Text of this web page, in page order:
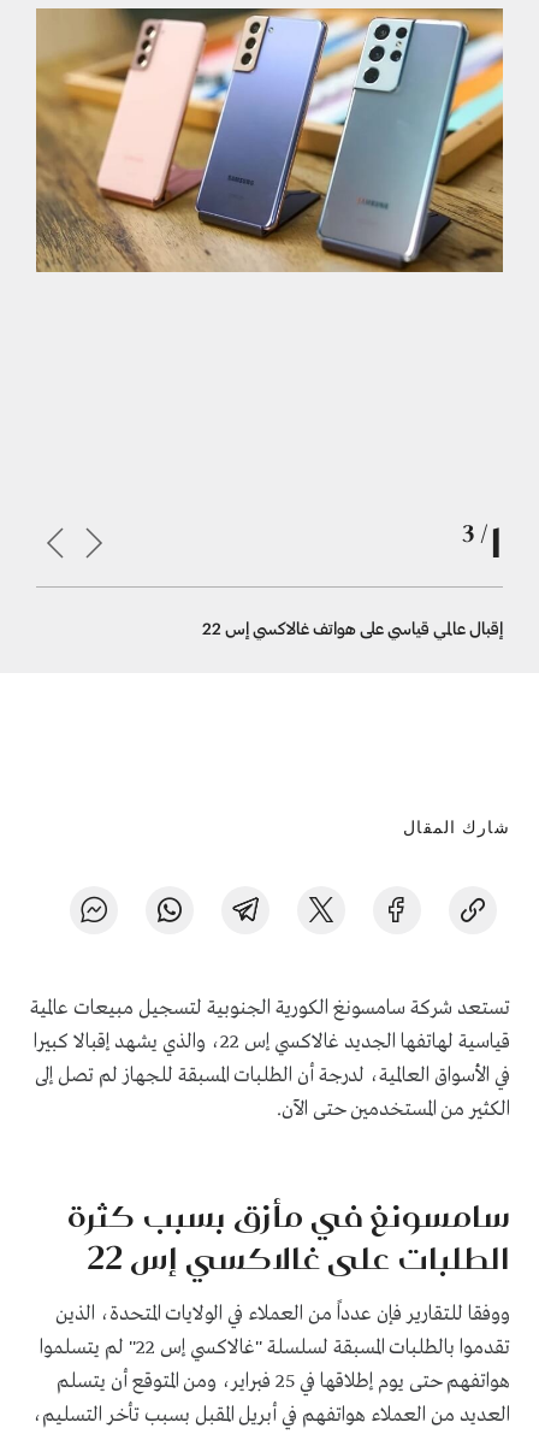
إقبال عالمي قياسي على هواتف غالاكسي إس 22
شارك المقال
تستعد شركة سامسونغ الكورية الجنوبية لتسجيل مبيعات عالمية
قياسية لهاتفها الجديد غالاكسي إس 22، والذي يشهد إقبالا كبيرا
في الأسواق العالمية، لدرجة أن الطلبات المسبقة للجهاز لم تصل إلى
الكثير من المستخدمين حتى الآن.
سامسونغ في مأزق بسبب كثرة
الطلبات على غالاكسي إس 22
ووفقا للتقارير فإن عدداً من العملاء في الولايات المتحدة، الذين
تقدموا بالطلبات المسبقة لسلسلة "غالاكسي إس 22" لم يتسلموا
هواتفهم حتى يوم إطلاقها في 25 فبراير، ومن المتوقع أن يتسلم
العديد من العملاء هواتفهم في أبريل المقبل بسبب تأخر التسليم،